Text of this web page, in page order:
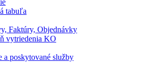
tabuľa
Faktúry, Objednávky
vytriedenia KO
a poskytované služby